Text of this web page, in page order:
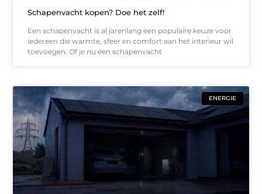
Schapenvacht kopen? Doe het zelf!
Een schapenvacht is al jarenlang een populaire keuze voor
iedereen die warmte, sfeer en comfort aan het interieur wil
toevoegen. Of je nu een schapenvacht
ENERGIE